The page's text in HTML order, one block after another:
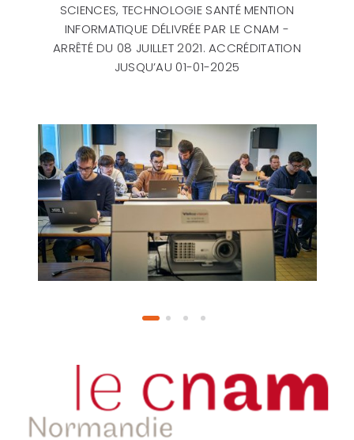
SCIENCES, TECHNOLOGIE SANTÉ MENTION
INFORMATIQUE DÉLIVRÉE PAR LE CNAM -
ARRÊTÉ DU 08 JUILLET 2021. ACCRÉDITATION
JUSQU’AU 01-01-2025